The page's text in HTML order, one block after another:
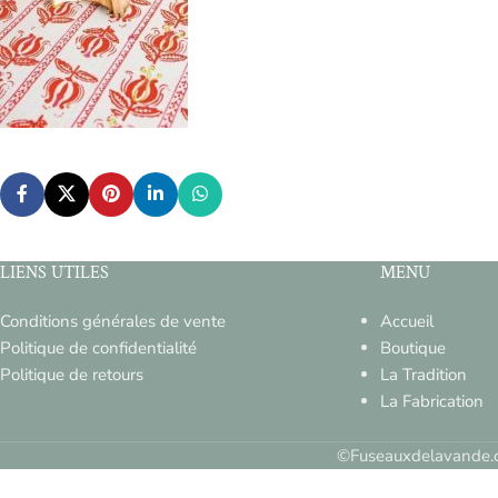
LIENS UTILES
Conditions générales de vente
Politique de confidentialité
Politique de retours
MENU
Accueil
Boutique
La Tradition
La Fabrication